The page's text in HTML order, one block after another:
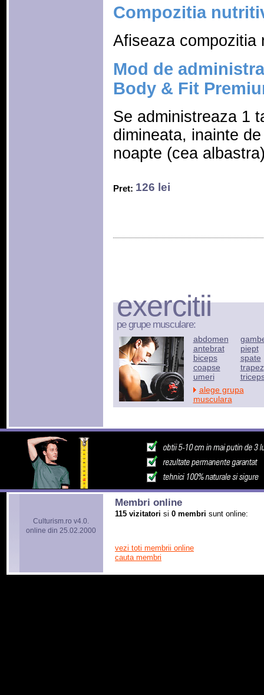
Compozitia
Afiseaza compozitia
Mod de
Body & Fit
Se administreaza 1
dimineata, inainte
noapte (cea
Pret: 126 lei
exercitii
pe grupe musculare:
abdomen
antebrat
biceps
coapse
umeri
piept
spate
trapez
alege grupa
musculara
Culturism.ro v4.0.
online din 25.02.2000
Membri online
115 vizitatori si 0 membri sunt online:
vezi toti membrii online
cauta membri